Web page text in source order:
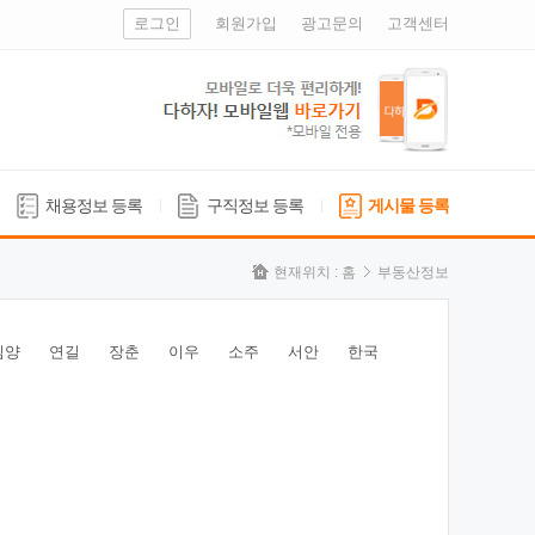
로그인 회원가입 광고문의 고객센터
채용정보 등록 구직정보 등록 게시물 등록
현재위치 : 홈 부동산정보
양 연길 장춘 이우 소주 서안 한국